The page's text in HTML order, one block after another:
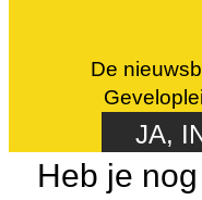
De
JA,
Heb je nog